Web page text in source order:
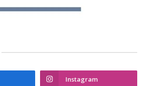
Instagram